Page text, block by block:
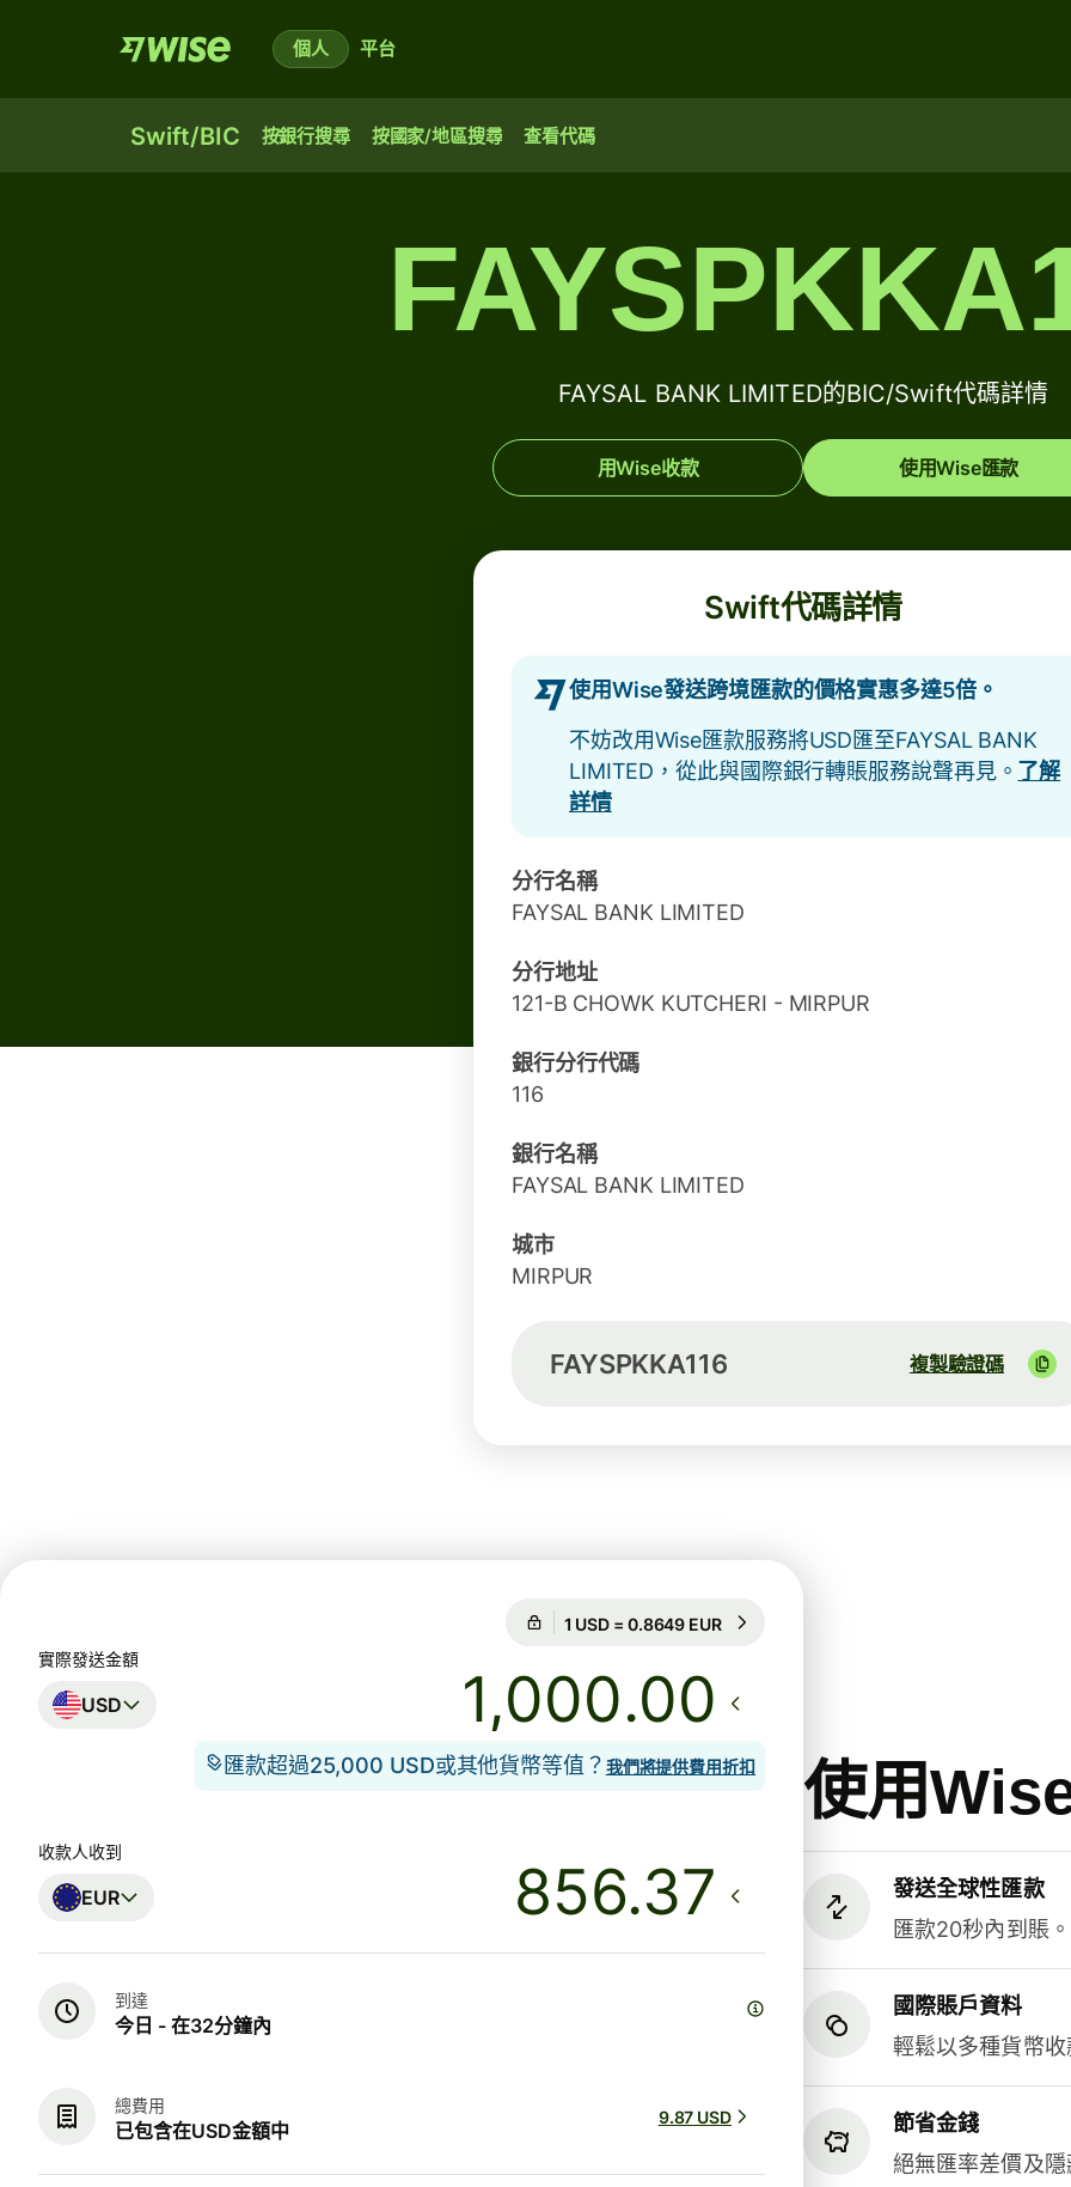
個人 平台
Swift/BIC 按銀行搜尋 按國家/地區搜尋 查看代碼
FAYSAL BANK LIMITED的BIC/Swift代碼詳情
用Wise收款 使用Wise匯款
Swift代碼詳情
使用Wise發送跨境匯款的價格實惠多達5倍。
不妨改用Wise匯款服務將USD匯至FAYSAL BANK
LIMITED，從此與國際銀行轉賬服務說聲再見。 了解
詳情
分行名稱
FAYSAL BANK LIMITED
分行地址
121-B CHOWK KUTCHERI - MIRPUR
銀行分行代碼
116
銀行名稱
FAYSAL BANK LIMITED
城市
MIRPUR
FAYSPKKA116 複製驗證碼
使用
發送全球性匯款
匯款20秒內到賬。
國際賬戶資料
輕鬆以多種貨幣
節省金錢
絕無匯率差價及
匯率保證為期8小時
實際發送金額
USD .00
匯款超過25,000 USD或其他貨幣等值？ 我們將提供費用折扣
收款人收到
EUR
到達
今日 - 在32分鐘內
總費用
已包含在USD金額中
9.87 USD